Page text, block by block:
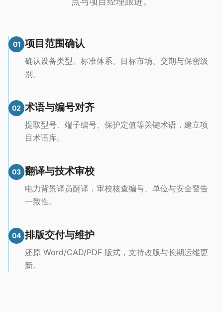
01 项目范围确认
确认设备类型、标准体系、目标市场、交期与保密级
别。
02 术语与编号对齐
提取型号、端子编号、保护定值等关键术语，建立项
目术语库。
03 翻译与技术审校
电力背景译员翻译，审校核查编号、单位与安全警告
一致性。
04 排版交付与维护
还原 Word/CAD/PDF 版式，支持改版与长期运维更
新。